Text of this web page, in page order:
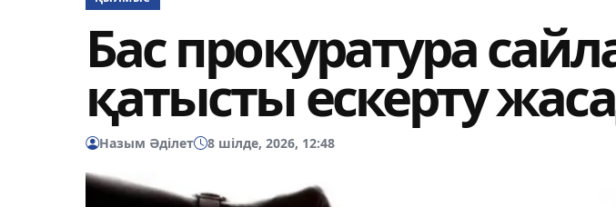
Бас прокуратура
қатысты ескерту
Назым Әділет 8 шілде, 2026, 12:48